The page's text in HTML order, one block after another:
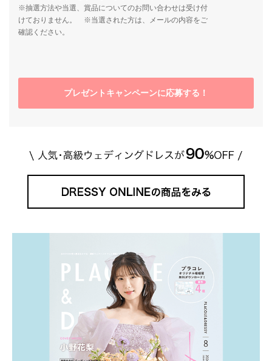
※抽選方法や当選、賞品についてのお問い合わせは受け付
けておりません。 ※当選された方は、メールの内容をご
確認ください。
プレゼントキャンペーンに応募する！